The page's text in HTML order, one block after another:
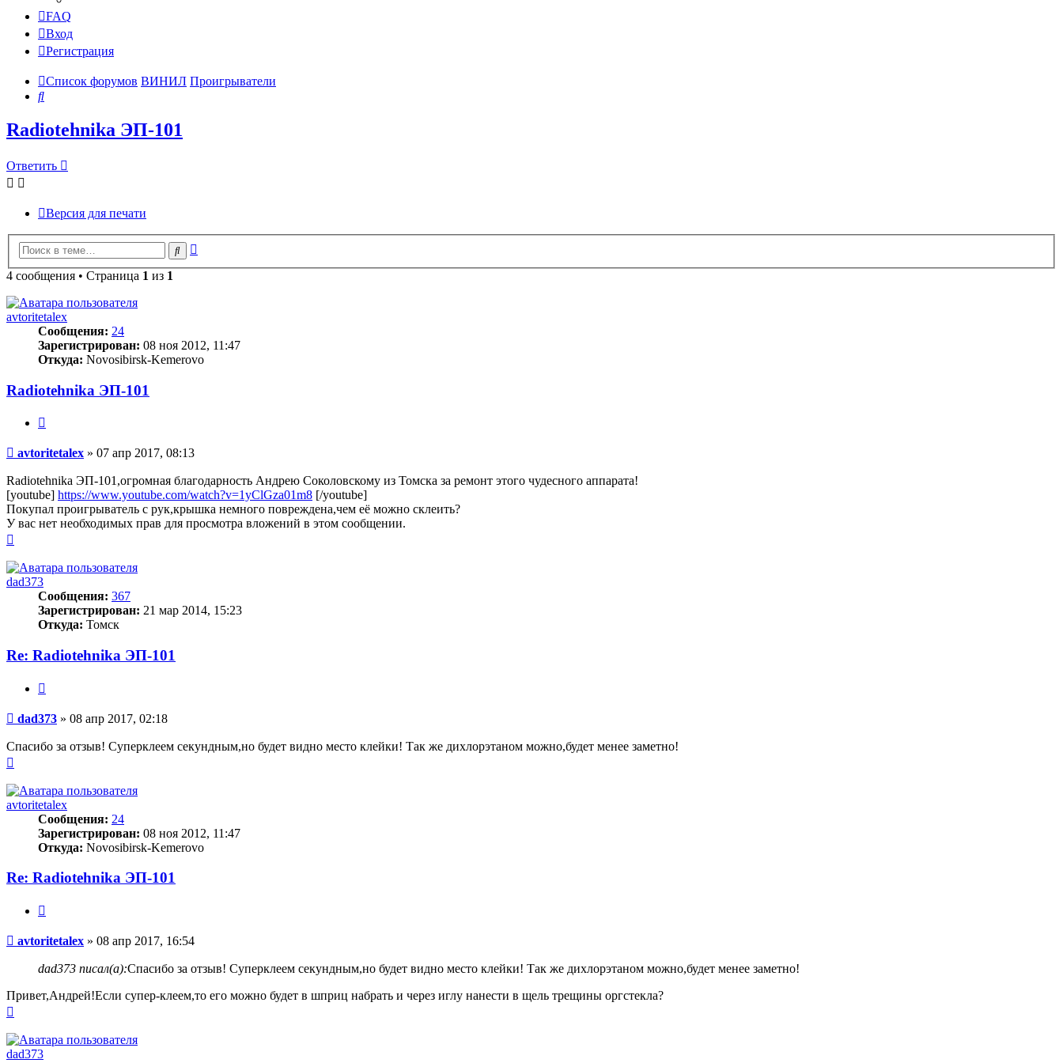
FAQ
Вход
Регистрация
Список форумов ВИНИЛ Проигрыватели
Поиск
Radiotehnika ЭП-101
Ответить
Версия для печати
Поиск
4 сообщения • Страница 1 из 1
avtoritetalex
Сообщения: 24
Зарегистрирован: 08 ноя 2012, 11:47
Откуда: Novosibirsk-Kemerovo
Radiotehnika ЭП-101
Сообщение
avtoritetalex » 07 апр 2017, 08:13
Radiotehnika ЭП-101,огромная благодарность Андрею Соколовскому из Томска за ремонт этого чудесного аппарата!
[youtube] https://www.youtube.com/watch?v=1yClGza01m8 [/youtube]
Покупал проигрыватель с рук,крышка немного повреждена,чем её можно склеить?
У вас нет необходимых прав для просмотра вложений в этом сообщении.
началу
dad373
Сообщения: 367
Зарегистрирован: 21 мар 2014, 15:23
Откуда: Томск
Re: Radiotehnika ЭП-101
Сообщение
dad373 » 08 апр 2017, 02:18
Спасибо за отзыв! Суперклеем секундным,но будет видно место клейки! Так же дихлорэтаном можно,будет менее заметно!
началу
avtoritetalex
Сообщения: 24
Зарегистрирован: 08 ноя 2012, 11:47
Откуда: Novosibirsk-Kemerovo
Re: Radiotehnika ЭП-101
Сообщение
avtoritetalex » 08 апр 2017, 16:54
dad373 писал(а):Спасибо за отзыв! Суперклеем секундным,но будет видно место клейки! Так же дихлорэтаном можно,будет менее заметно!
Привет,Андрей!Если супер-клеем,то его можно будет в шприц набрать и через иглу нанести в щель трещины оргстекла?
началу
dad373